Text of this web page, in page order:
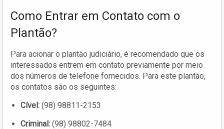
Como Entrar em Contato com o
Plantão?
Para acionar o plantão judiciário, é recomendado que os
interessados entrem em contato previamente por meio
dos números de telefone fornecidos. Para este plantão,
os contatos são os seguintes:
Cível: (98) 98811-2153
Criminal: (98) 98802-7484